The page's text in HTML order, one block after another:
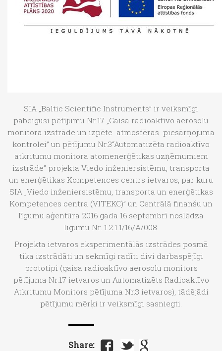
SIA „Baltic Scientific Instruments” ir veiksmīgi
pabeigusi pētījumu Nr.17 „Gaisa radioaktīvo aerosolu
monitora izstrāde un izpēte atmosfēras piesārņojuma
kontrolei” un pētījumu Nr.3“Automatizēta radioaktīvo
atkritumu monitora atomenerģētikas uzņēmumiem
izstrāde” projekta Viedo inženiersistēmu, transporta
un enerģētikas Kompetences centrs ietvaros, par kuru
SIA „Viedo inženiersistēmu, transporta un enerģētikas
Kompetences centra (VITEKC)” un Centrālā finanšu un
līgumu aģentūra 2016.gada 16.septembrī noslēdza
līgumu Nr. 1.2.1.1/16/A/008.
Projekta ietvaros eksperimentālās izstrādes posmā
tika izstrādāti un sekmīgi radīti divi darbaspējīgi
prototipi (gaisa radioaktīvo aerosolu monitors
pētījuma Nr.17 ietvaros un Automatizēts Radioaktīvo
Atkritumu Monitors pētījuma Nr.3 ietvaros), tādējādi
pētījumu mērķi ir veiksmīgi sasniegti.
Share: